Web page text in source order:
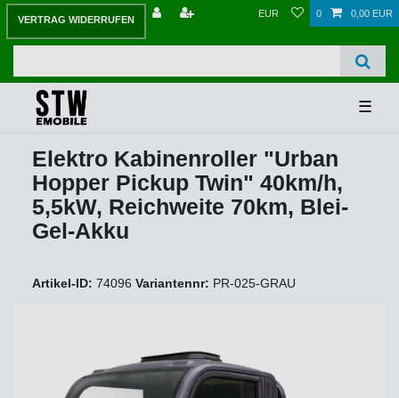
VERTRAG WIDERRUFEN
EUR 0 0,00 EUR
☰
Elektro Kabinenroller "Urban
Hopper Pickup Twin" 40km/h,
5,5kW, Reichweite 70km, Blei-
Gel-Akku
Artikel-ID: 74096 Variantennr: PR-025-GRAU